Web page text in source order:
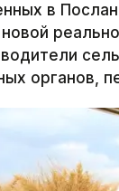
в
новой
органов,